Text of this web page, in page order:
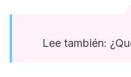
Lee también: